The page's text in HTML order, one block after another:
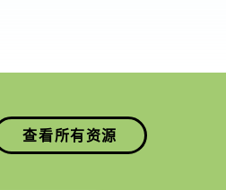
查看所有资源